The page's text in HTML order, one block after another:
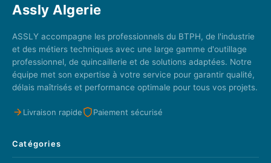
Assly Algerie
ASSLY accompagne les professionnels du BTPH, de l'industrie
et des métiers techniques avec une large gamme d'outillage
professionnel, de quincaillerie et de solutions adaptées. Notre
équipe met son expertise à votre service pour garantir qualité,
délais maîtrisés et performance optimale pour tous vos projets.
Livraison rapide Paiement sécurisé
Catégories